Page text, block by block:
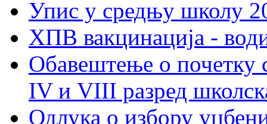
Упис у средњу школу
ХПВ вакцинација -
Обавештење о почетку
IV и VIII разред
Одлука о избору